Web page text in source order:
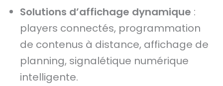
Solutions d’affichage dynamique :
players connectés, programmation
de contenus à distance, affichage de
planning, signalétique numérique
intelligente.